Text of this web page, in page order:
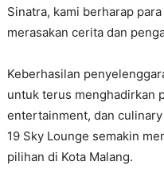
Sinatra, kami berharap
merasakan cerita dan
Keberhasilan
untuk terus menghadirkan
entertainment, dan
19 Sky Lounge semakin
pilihan di Kota Malang.